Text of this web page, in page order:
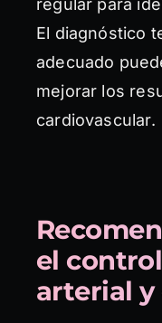
El diagnóstico
adecuado
mejorar los
cardiovascular.
el
arterial y